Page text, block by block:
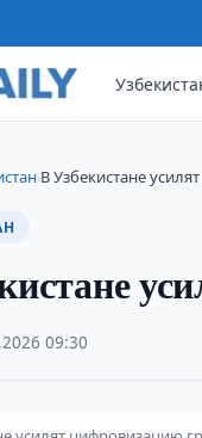
›В Узбекистане
·09:30